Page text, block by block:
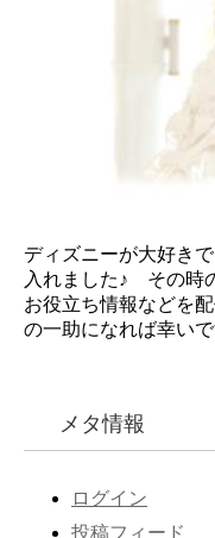
ディズニーが大好き
入れました♪ その時
お役立ち情報などを
の一助になれば幸いで
メタ情報
ログイン
投稿フィード